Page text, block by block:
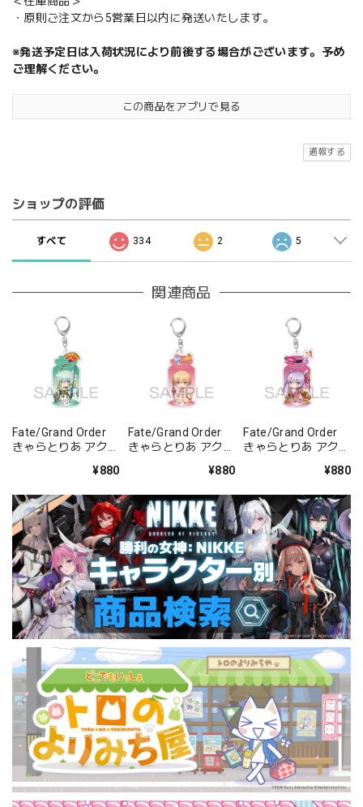
・原則ご注文から5営業日以内に発送いたします。
※発送予定日は入荷状況により前後する場合がございます。予め
ご理解ください。
この商品をアプリで見る
通報する
ショップの評価
すべて 334 2 5
関連商品
Fate/Grand Order
きゃらとりあ アクリ
¥880
Fate/Grand Order
きゃらとりあ アクリ
¥880
Fate/Grand Order
きゃらとりあ アクリ
バー/パッションリ
¥880